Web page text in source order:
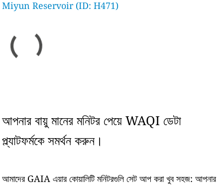
Miyun Reservoir (ID: H471)
আপনার বায়ু মানের মনিটর পেয়ে WAQI ডেটা
প্ল্যাটফর্মকে সমর্থন করুন।
আমাদের GAIA এয়ার কোয়ালিটি মনিটরগুলি সেট আপ করা খুব সহজ: আপনার